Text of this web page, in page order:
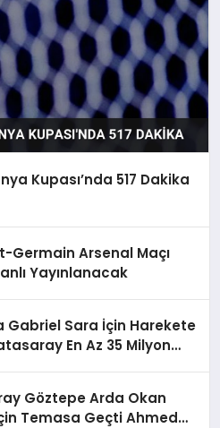
Kupası’nda 517 Dakika
Germain Arsenal Maçı
Yayınlanacak
Gabriel Sara İçin Harekete
En Az 35 Milyon
Göztepe Arda Okan
Temasa Geçti Ahmed